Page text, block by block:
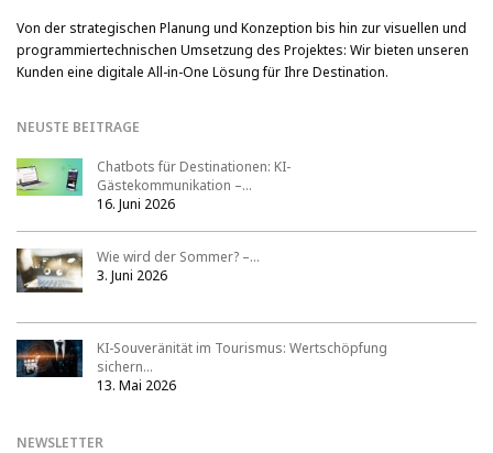
Von der strategischen Planung und Konzeption bis hin zur visuellen und
programmiertechnischen Umsetzung des Projektes: Wir bieten unseren
Kunden eine digitale All-in-One Lösung für Ihre Destination.
NEUSTE BEITRAGE
Chatbots für Destinationen: KI-
Gästekommunikation –…
16. Juni 2026
Wie wird der Sommer? –…
3. Juni 2026
KI-Souveränität im Tourismus: Wertschöpfung
sichern…
13. Mai 2026
NEWSLETTER